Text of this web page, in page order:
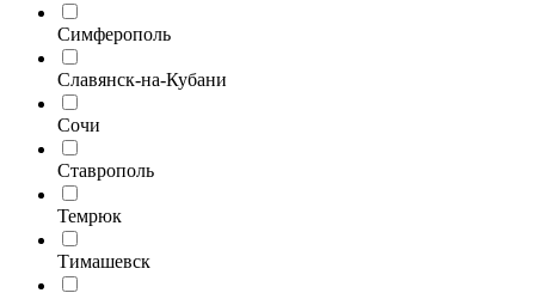
Симферополь
Славянск-на-Кубани
Сочи
Ставрополь
Темрюк
Тимашевск